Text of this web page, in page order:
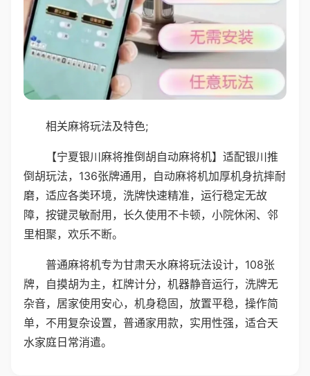
相关麻将玩法及特色;
【宁夏银川麻将推倒胡自动麻将机】适配银川推
倒胡玩法，136张牌通用，自动麻将机加厚机身抗摔耐
磨，适应各类环境，洗牌快速精准，运行稳定无故
障，按键灵敏耐用，长久使用不卡顿，小院休闲、邻
里相聚，欢乐不断。
普通麻将机专为甘肃天水麻将玩法设计，108张
牌，自摸胡为主，杠牌计分，机器静音运行，洗牌无
杂音，居家使用安心，机身稳固，放置平稳，操作简
单，不用复杂设置，普通家用款，实用性强，适合天
水家庭日常消遣。